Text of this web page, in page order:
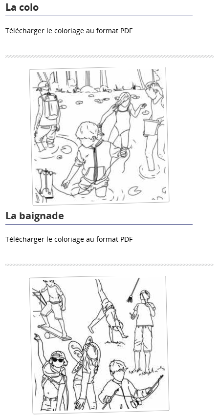
La colo
Télécharger le coloriage au format PDF
La baignade
Télécharger le coloriage au format PDF